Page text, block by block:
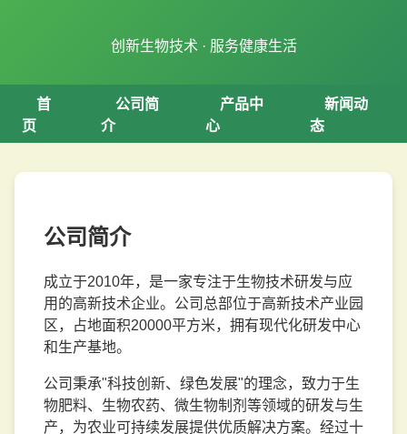
创新生物技术 · 服务健康生活
首
页
公司简
介
产品中
心
新闻动
态
公司简介
成立于2010年，是一家专注于生物技术研发与应
用的高新技术企业。公司总部位于高新技术产业园
区，占地面积20000平方米，拥有现代化研发中心
和生产基地。
公司秉承"科技创新、绿色发展"的理念，致力于生
物肥料、生物农药、微生物制剂等领域的研发与生
产，为农业可持续发展提供优质解决方案。经过十